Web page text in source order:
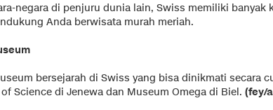
negara di penjuru dunia lain, Swiss memiliki
Anda berwisata murah meriah.
bersejarah di Swiss yang bisa dinikmati secara
Science di Jenewa dan Museum Omega di Biel. (fey/